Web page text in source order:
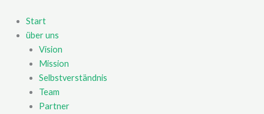
Inhalt
springen
Start
über uns
Vision
Mission
Selbstverständnis
Team
Partner